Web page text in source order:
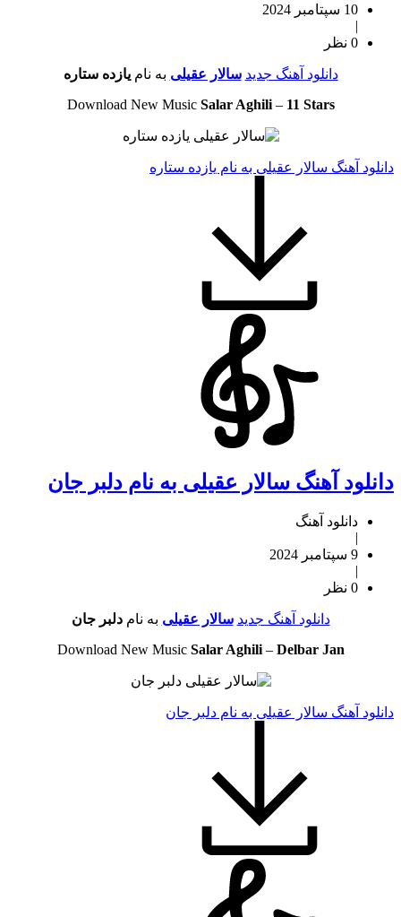
10 سپتامبر 2024
0 نظر
دانلود آهنگ جدید سالار عقیلی به نامیازده ستاره
Download New Music Salar Aghili– 11 Stars
دانلود آهنگ سالار عقیلی به نام یازده ستاره
دانلود آهنگ سالار عقیلی به نام دلبر جان
دانلود آهنگ
|
9 سپتامبر 2024
|
0 نظر
دانلود آهنگ جدید سالار عقیلی به نامدلبر جان
Download New Music Salar Aghili– Delbar Jan
دانلود آهنگ سالار عقیلی به نام دلبر جان